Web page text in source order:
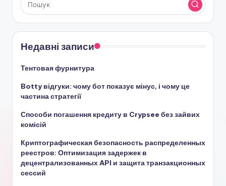
Недавні записи
Тентовая фурнитура
Botty відгуки: чому бот показує мінус, і чому це
частина стратегії
Способи погашення кредиту в Crypsee без зайвих
комісій
Криптографическая безопасность распределенных
реестров: Оптимизация задержек в
децентрализованных API и защита транзакционных
сессий